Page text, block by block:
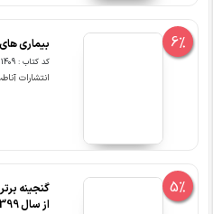
6% بیماری های
کد کتاب : 201409
انتشارات
5%
گنجینه
از سال 1399 تا 1404 بر اساس هاریسون 2025